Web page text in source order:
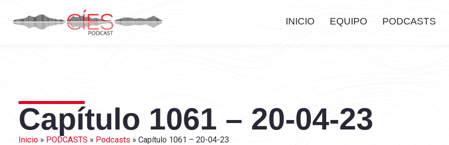
INICIO EQUIPO PODCASTS
Capítulo 1061 – 20-04-23
Inicio » PODCASTS » Podcasts » Capítulo 1061 – 20-04-23